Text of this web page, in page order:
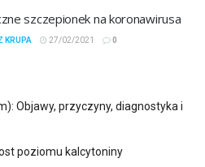
szczepionek na koronawirusa
KRUPA 27/02/2021 0
Objawy, przyczyny, diagnostyka i
poziomu kalcytoniny